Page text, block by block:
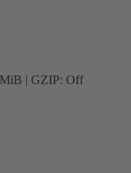
MiB | GZIP: Off